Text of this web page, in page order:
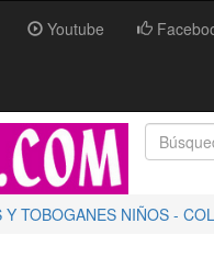
Youtube
TOBOGANES NIÑOS -